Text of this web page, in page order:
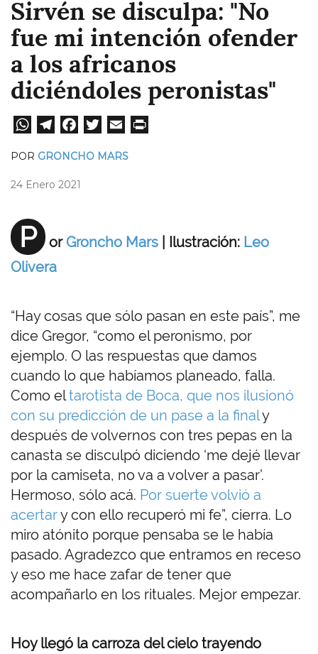
Sirvén se disculpa: "No
fue mi intención ofender
a los africanos
diciéndoles peronistas"
W
A
pp
Te
a
Fa
ok
POR GRONCHO MARS
24 Enero 2021
P or Groncho Mars |​ Ilustración: Leo
Olivera
“Hay cosas que sólo pasan en este país”, me
dice Gregor, “como el peronismo, por
ejemplo. O las respuestas que damos
cuando lo que habíamos planeado, falla.
Como eltarotista de Boca, que nos ilusionó
con su predicción de un pase a la finaly
después de volvernos con tres pepas en la
canasta se disculpó diciendo ‘me dejé llevar
por la camiseta, no va a volver a pasar’.
Hermoso, sólo acá. Por suerte volvió a
acertary con ello recuperó mi fe”, cierra. Lo
miro atónito porque pensaba se le había
pasado. Agradezco que entramos en receso
y eso me hace zafar de tener que
acompañarlo en los rituales. Mejor empezar.
Hoy llegó la carroza del cielo trayendo